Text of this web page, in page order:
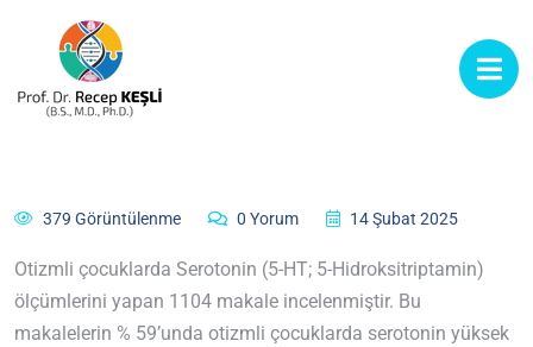
379 Görüntülenme 0 Yorum 14 Şubat 2025
Otizmli çocuklarda Serotonin (5-HT; 5-Hidroksitriptamin)
ölçümlerini yapan 1104 makale incelenmiştir. Bu
makalelerin % 59’unda otizmli çocuklarda serotonin yüksek